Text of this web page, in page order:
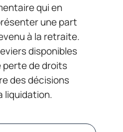
qui en
une part
à la retraite.
disponibles
de droits
des décisions
liquidation.